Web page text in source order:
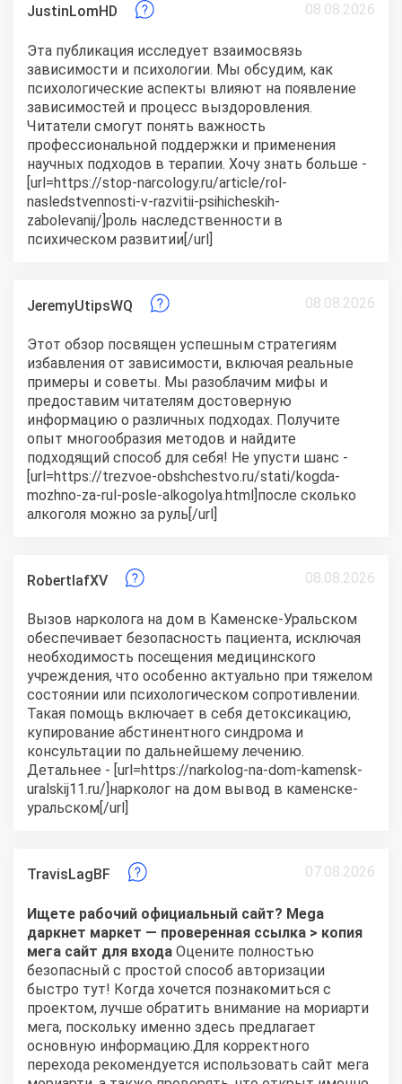
JustinLomHD 08.08.2026
Эта публикация исследует взаимосвязь
зависимости и психологии. Мы обсудим, как
психологические аспекты влияют на появление
зависимостей и процесс выздоровления.
Читатели смогут понять важность
профессиональной поддержки и применения
научных подходов в терапии. Хочу знать больше -
[url=https://stop-narcology.ru/article/rol-
nasledstvennosti-v-razvitii-psihicheskih-
zabolevanij/]роль наследственности в
психическом развитии[/url]
JeremyUtipsWQ 08.08.2026
Этот обзор посвящен успешным стратегиям
избавления от зависимости, включая реальные
примеры и советы. Мы разоблачим мифы и
предоставим читателям достоверную
информацию о различных подходах. Получите
опыт многообразия методов и найдите
подходящий способ для себя! Не упусти шанс -
[url=https://trezvoe-obshchestvo.ru/stati/kogda-
mozhno-za-rul-posle-alkogolya.html]после сколько
алкоголя можно за руль[/url]
RobertlafXV 08.08.2026
Вызов нарколога на дом в Каменске-Уральском
обеспечивает безопасность пациента, исключая
необходимость посещения медицинского
учреждения, что особенно актуально при тяжелом
состоянии или психологическом сопротивлении.
Такая помощь включает в себя детоксикацию,
купирование абстинентного синдрома и
консультации по дальнейшему лечению.
Детальнее - [url=https://narkolog-na-dom-kamensk-
uralskij11.ru/]нарколог на дом вывод в каменске-
уральском[/url]
TravisLagBF 07.08.2026
Ищете рабочий официальный сайт? Mega
даркнет маркет — проверенная ссылка > копия
мега сайт для входа Оцените полностью
безопасный с простой способ авторизации
быстро тут! Когда хочется познакомиться с
проектом, лучше обратить внимание на мориарти
мега, поскольку именно здесь предлагает
основную информацию.Для корректного
перехода рекомендуется использовать сайт мега